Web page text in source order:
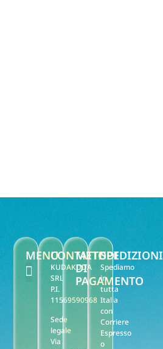
MENUCONTATTI
KUDAKUDA
SRL
P.I.
11569590968
Sede
legale
Via
METODI
DI
PAGAMENTO
SPEDIZIONI
Spediamo
in
tutta
Italia
con
Corriere
Espresso
o